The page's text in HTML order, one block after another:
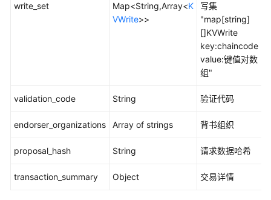
（阿
开
指
（阿
扎
write_set Map<String,Array<K
VWrite>>
写集
"map[string]
[]KVWrite
key:chaincode
value:键值对数
组"
validation_code String 验证代码
endorser_organizations Array of strings 背书组织
proposal_hash String 请求数据哈希
transaction_summary Object 交易详情